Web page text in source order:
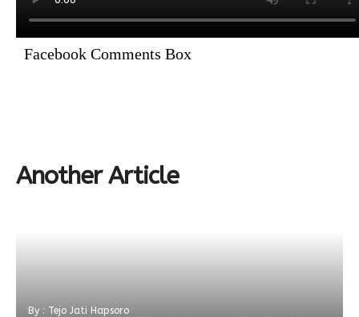
Facebook Comments Box
Another Article
By : Tejo Jati Hapsoro